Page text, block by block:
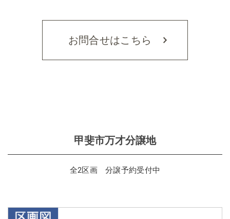
お問合せはこちら
甲斐市万才分譲地
全2区画 分譲予約受付中